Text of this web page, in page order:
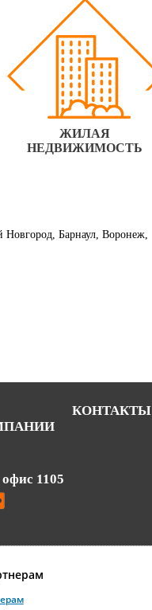
ЖИЛАЯ
НЕДВИЖИМОСТЬ
Новгород, Барнаул, Воронеж,
КОНТАКТЫ
1105